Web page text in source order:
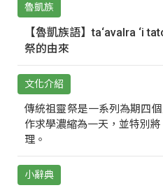
魯凱族
【魯凱族語】ta‘avalra ‘i
祭的由來
文化介紹
傳統祖靈祭是一系列為期四
作求學濃縮為一天，並特別
理。
小辭典